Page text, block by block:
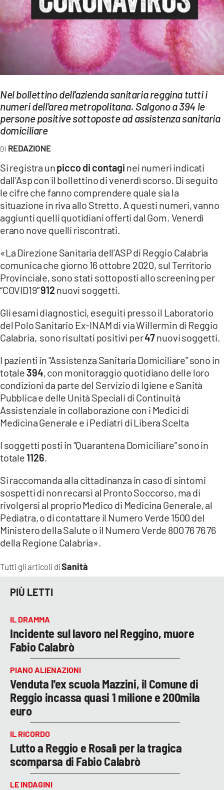
EVENTI
SPORT
LAC NETWORK
LAC ONAIR
LaC
LACPLAY.IT
LACTV.IT
LACONAIR.IT
ILREGGINO.IT
COSENZACHANNEL.IT
CATANZAROCHANNEL.IT
App
ANDROID
APPLE
Nel bollettino dell'azienda sanitaria reggina tutti i
numeri dell'area metropolitana. Salgono a 394 le
persone positive sottoposte ad assistenza sanitaria
domiciliare
REDAZIONE
Tutti gli articoli diSanità
Si registra unpicco di contagi nei numeri indicati
dall’Asp con il bollettino di venerdì scorso. Di seguito
le cifre che fanno comprendere quale sia la
situazione in riva allo Stretto. A questi numeri, vanno
aggiunti quelli quotidiani offerti dal Gom. Venerdì
erano nove quelli riscontrati.
«La Direzione Sanitaria dell’ASP di Reggio Calabria
comunica che giorno 16 ottobre 2020, sul Territorio
Provinciale, sono stati sottoposti allo screening per
“COVID19”912 nuovi soggetti.
Gli esami diagnostici, eseguiti presso il Laboratorio
del Polo Sanitario Ex-INAM di via Willermin di Reggio
Calabria, sono risultati positivi per47nuovi soggetti.
I pazienti in “Assistenza Sanitaria Domiciliare” sono in
totale394, con monitoraggio quotidiano delle loro
condizioni da parte del Servizio di Igiene e Sanità
Pubblica e delle Unità Speciali di Continuità
Assistenziale in collaborazione con i Medici di
Medicina Generale e i Pediatri di Libera Scelta
I soggetti posti in “Quarantena Domiciliare” sono in
totale 1126
Si raccomanda alla cittadinanza in caso di sintomi
sospetti di non recarsi al Pronto Soccorso, ma di
rivolgersi al proprio Medico di Medicina Generale, al
Pediatra, o di contattare il Numero Verde 1500 del
Ministero della Salute o il Numero Verde 800 76 76 76
della Regione Calabria».
PIÙ LETTI
IL DRAMMA
Incidente sul lavoro nel Reggino, muore
Fabio Calabrò
PIANO ALIENAZIONI
Venduta l'ex scuola Mazzini, il Comune di
Reggio incassa quasi 1 milione e 200mila
euro
IL RICORDO
Lutto a Reggio e Rosalì per la tragica
scomparsa di Fabio Calabrò
LE INDAGINI